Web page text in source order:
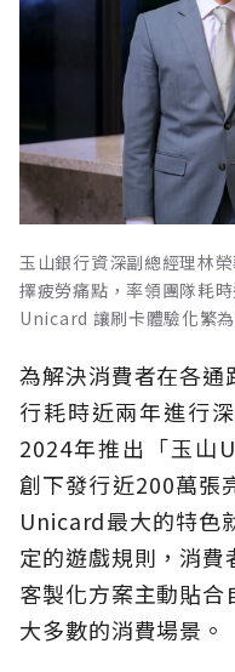
玉山銀行資深副總經理林
擇疲勞痛點，率領團隊耗
Unicard 讓刷卡體驗化繁為
為解決消費者在各通
行耗時近兩年進行
2024年推出「玉山
創下發行近200萬張
Unicard最大的特色
定的遊戲規則，消
客製化方案主動貼
大多數的消費場景。